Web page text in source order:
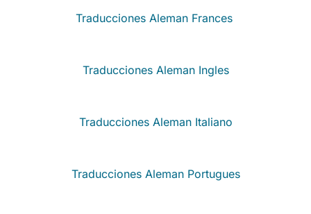
Traducciones Aleman Frances
Traducciones Aleman Ingles
Traducciones Aleman Italiano
Traducciones Aleman Portugues